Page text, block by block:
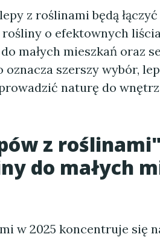
z roślinami będą
o efektownych
małych mieszkań oraz
szerszy wybór,
naturę do
z
do małych
w 2025 koncentruje się